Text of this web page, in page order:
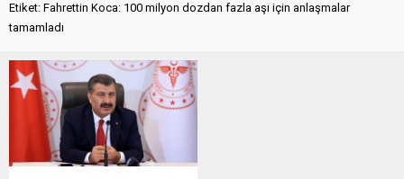
Etiket: Fahrettin Koca: 100 milyon dozdan fazla aşı için anlaşmalar
tamamladı